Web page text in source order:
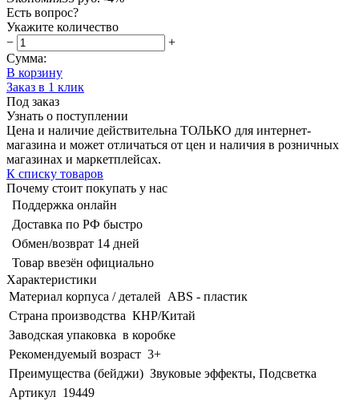
Есть вопрос?
Укажите количество
−
+
Сумма:
В корзину
Заказ в 1 клик
Под заказ
Узнать о поступлении
Цена и наличие действительна ТОЛЬКО для интернет-
магазина и может отличаться от цен и наличия в розничных
магазинах и маркетплейсах.
К списку товаров
Почему стоит покупать у нас
Поддержка онлайн
Доставка по РФ быстро
Обмен/возврат 14 дней
Товар ввезён официально
Характеристики
Материал корпуса / деталей ABS - пластик
Страна производства КНР/Китай
Заводская упаковка в коробке
Рекомендуемый возраст 3+
Преимущества (бейджи) Звуковые эффекты, Подсветка
Артикул 19449